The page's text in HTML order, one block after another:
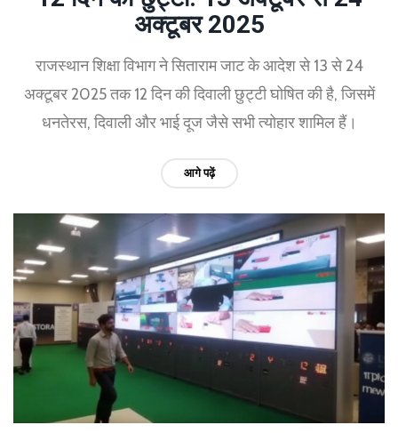
अक्टूबर 2025
राजस्थान शिक्षा विभाग ने सिताराम जाट के आदेश से 13 से 24
अक्टूबर 2025 तक 12 दिन की दिवाली छुट्टी घोषित की है, जिसमें
धनतेरस, दिवाली और भाई दूज जैसे सभी त्योहार शामिल हैं।
आगे पढ़ें